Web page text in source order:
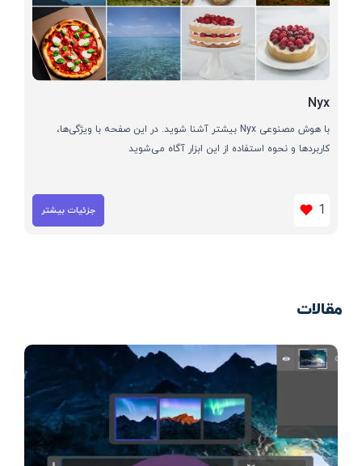
Nyx
با هوش مصنوعی Nyx بیشتر آشنا شوید. در این صفحه با ویژگی‌ها،
کاربردها و نحوه استفاده از این ابزار آگاه می‌شوید
1 جزئیات بیشتر
مقالات